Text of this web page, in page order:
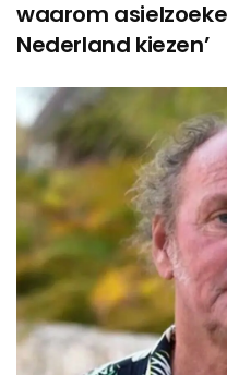
waarom
Nederland kiezen’